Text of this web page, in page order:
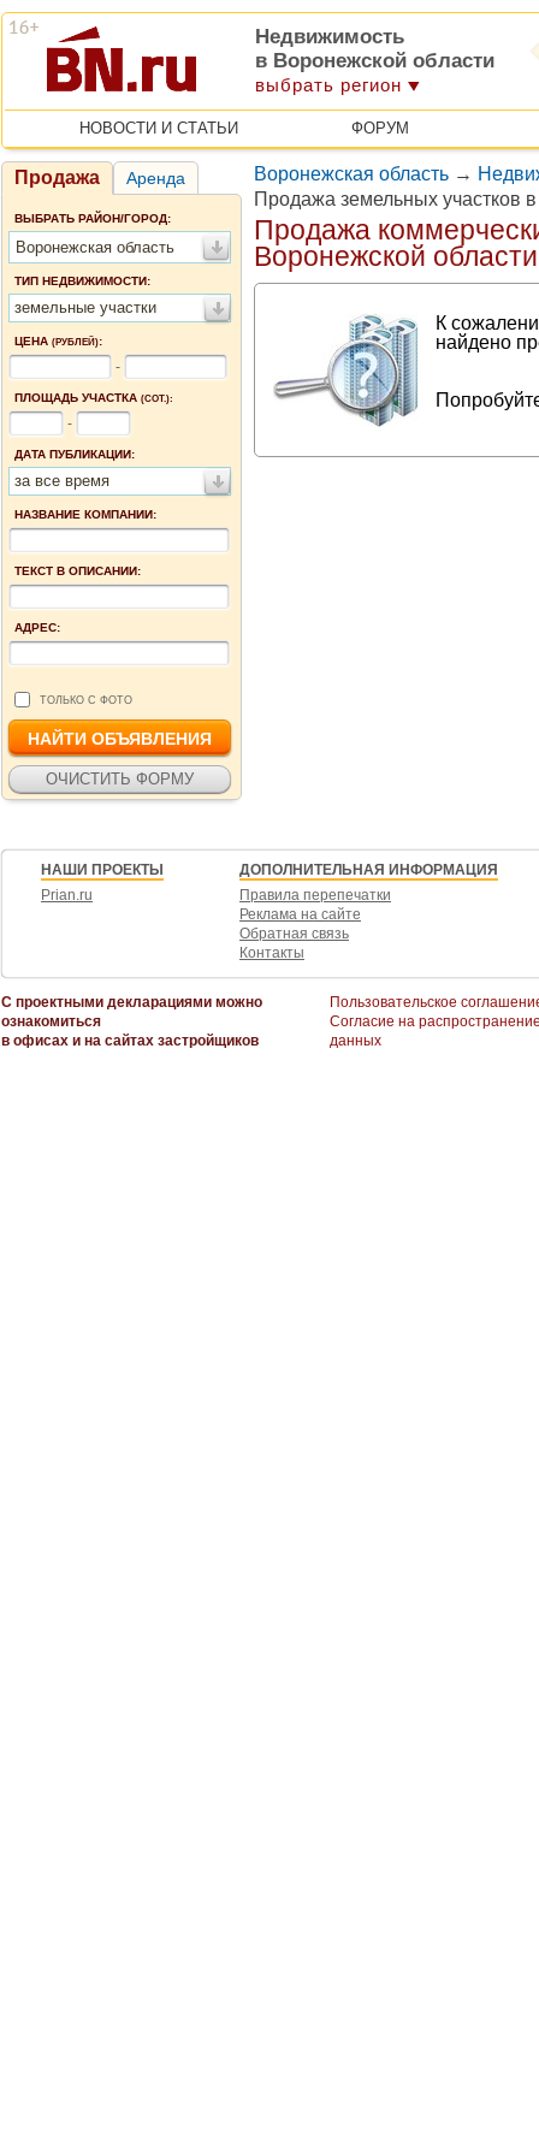
Недвижимость
в Воронежской области
выбрать регион
НОВОСТИ И СТАТЬИ ФОРУМ
Продажа Аренда
ВЫБРАТЬ РАЙОН/ГОРОД:
Воронежская область
ТИП НЕДВИЖИМОСТИ:
земельные участки
ЦЕНА (РУБЛЕЙ):
-
ПЛОЩАДЬ УЧАСТКА (СОТ.):
-
ДАТА ПУБЛИКАЦИИ:
за все время
НАЗВАНИЕ КОМПАНИИ:
ТЕКСТ В ОПИСАНИИ:
АДРЕС:
ТОЛЬКО С ФОТО
Воронежская область →
Продажа земельных участков
Продажа
Воронежской области
К
найдено
НАШИ ПРОЕКТЫ
Prian.ru
ДОПОЛНИТЕЛЬНАЯ ИНФОРМАЦИЯ
Правила перепечатки
Реклама на сайте
Обратная связь
Контакты
С проектными декларациями можно
ознакомиться
в офисах и на сайтах застройщиков
Пользовательское
Согласие на
данных